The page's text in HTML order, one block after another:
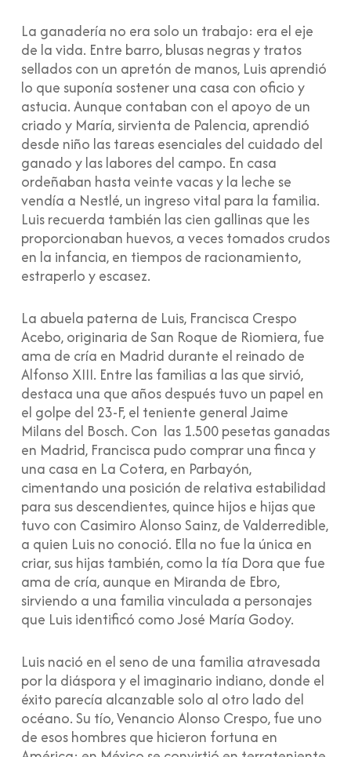
La ganadería no era solo un trabajo: era el eje
de la vida. Entre barro, blusas negras y tratos
sellados con un apretón de manos, Luis aprendió
lo que suponía sostener una casa con oficio y
astucia. Aunque contaban con el apoyo de un
criado y María, sirvienta de Palencia, aprendió
desde niño las tareas esenciales del cuidado del
ganado y las labores del campo. En casa
ordeñaban hasta veinte vacas y la leche se
vendía a Nestlé, un ingreso vital para la familia.
Luis recuerda también las cien gallinas que les
proporcionaban huevos, a veces tomados crudos
en la infancia, en tiempos de racionamiento,
estraperlo y escasez.
La abuela paterna de Luis, Francisca Crespo
Acebo, originaria de San Roque de Riomiera, fue
ama de cría en Madrid durante el reinado de
Alfonso XIII. Entre las familias a las que sirvió,
destaca una que años después tuvo un papel en
el golpe del 23-F, el teniente general Jaime
Milans del Bosch. Con las 1.500 pesetas ganadas
en Madrid, Francisca pudo comprar una finca y
una casa en La Cotera, en Parbayón,
cimentando una posición de relativa estabilidad
para sus descendientes, quince hijos e hijas que
tuvo con Casimiro Alonso Sainz, de Valderredible,
a quien Luis no conoció. Ella no fue la única en
criar, sus hijas también, como la tía Dora que fue
ama de cría, aunque en Miranda de Ebro,
sirviendo a una familia vinculada a personajes
que Luis identificó como José María Godoy.
Luis nació en el seno de una familia atravesada
por la diáspora y el imaginario indiano, donde el
éxito parecía alcanzable solo al otro lado del
océano. Su tío, Venancio Alonso Crespo, fue uno
de esos hombres que hicieron fortuna en